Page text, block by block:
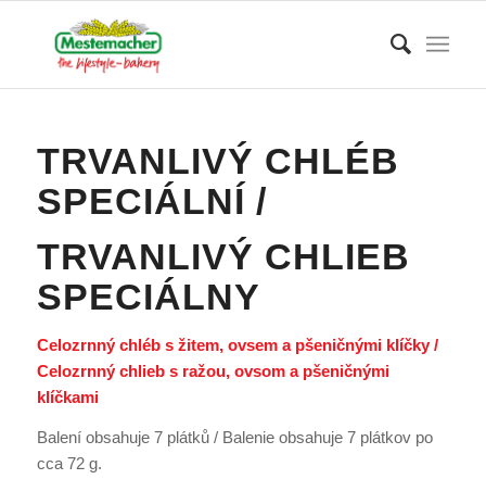
TRVANLIVÝ CHLÉB
SPECIÁLNÍ /
TRVANLIVÝ CHLIEB
SPECIÁLNY
Celozrnný chléb s žitem, ovsem a pšeničnými klíčky /
Celozrnný chlieb s ražou, ovsom a pšeničnými
klíčkami
Balení obsahuje 7 plátků / Balenie obsahuje 7 plátkov po
cca 72 g.